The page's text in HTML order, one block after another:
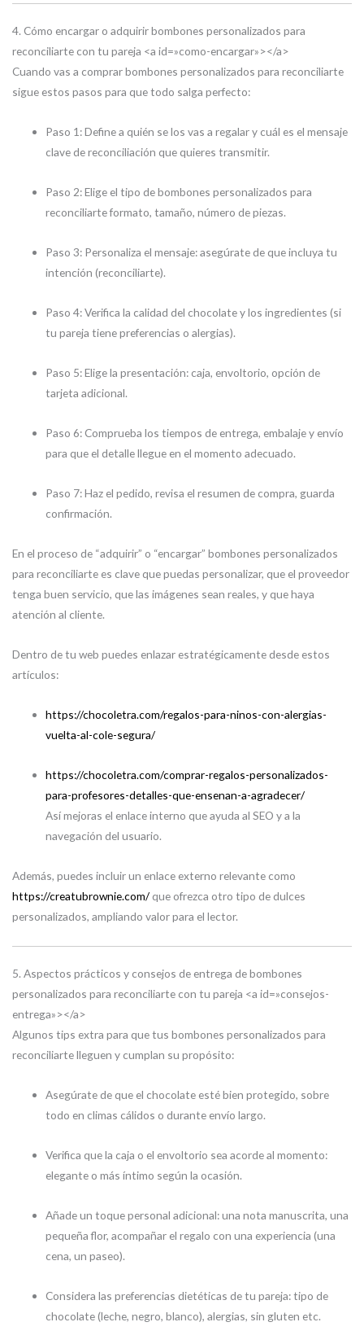
4. Cómo encargar o adquirir bombones personalizados para
reconciliarte con tu pareja <a id=»como-encargar»></a>
Cuando vas a comprar bombones personalizados para reconciliarte
sigue estos pasos para que todo salga perfecto:
Paso 1: Define a quién se los vas a regalar y cuál es el mensaje
clave de reconciliación que quieres transmitir.
Paso 2: Elige el tipo de bombones personalizados para
reconciliarte formato, tamaño, número de piezas.
Paso 3: Personaliza el mensaje: asegúrate de que incluya tu
intención (reconciliarte).
Paso 4: Verifica la calidad del chocolate y los ingredientes (si
tu pareja tiene preferencias o alergias).
Paso 5: Elige la presentación: caja, envoltorio, opción de
tarjeta adicional.
Paso 6: Comprueba los tiempos de entrega, embalaje y envío
para que el detalle llegue en el momento adecuado.
Paso 7: Haz el pedido, revisa el resumen de compra, guarda
confirmación.
En el proceso de “adquirir” o “encargar” bombones personalizados
para reconciliarte es clave que puedas personalizar, que el proveedor
tenga buen servicio, que las imágenes sean reales, y que haya
atención al cliente.
Dentro de tu web puedes enlazar estratégicamente desde estos
artículos:
https://chocoletra.com/regalos-para-ninos-con-alergias-
vuelta-al-cole-segura/
https://chocoletra.com/comprar-regalos-personalizados-
para-profesores-detalles-que-ensenan-a-agradecer/
Así mejoras el enlace interno que ayuda al SEO y a la
navegación del usuario.
Además, puedes incluir un enlace externo relevante como
https://creatubrownie.com/ que ofrezca otro tipo de dulces
personalizados, ampliando valor para el lector.
5. Aspectos prácticos y consejos de entrega de bombones
personalizados para reconciliarte con tu pareja <a id=»consejos-
entrega»></a>
Algunos tips extra para que tus bombones personalizados para
reconciliarte lleguen y cumplan su propósito:
Asegúrate de que el chocolate esté bien protegido, sobre
todo en climas cálidos o durante envío largo.
Verifica que la caja o el envoltorio sea acorde al momento:
elegante o más íntimo según la ocasión.
Añade un toque personal adicional: una nota manuscrita, una
pequeña flor, acompañar el regalo con una experiencia (una
cena, un paseo).
Considera las preferencias dietéticas de tu pareja: tipo de
chocolate (leche, negro, blanco), alergias, sin gluten etc.